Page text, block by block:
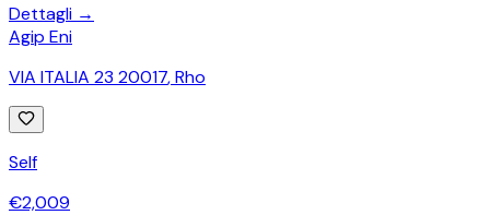
Dettagli →
Agip Eni
VIA ITALIA 23 20017,Rho
Self
€2,009